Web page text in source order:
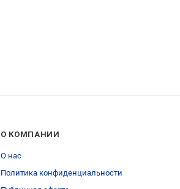
О КОМПАНИИ
О нас
Политика конфиденциальности